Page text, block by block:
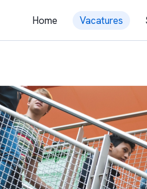
Home Vacatures